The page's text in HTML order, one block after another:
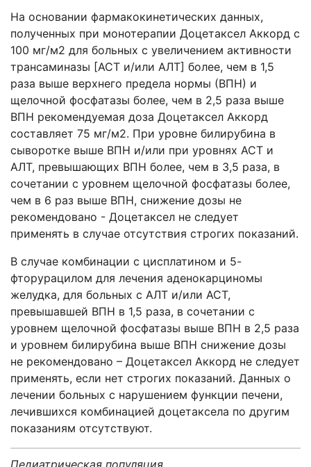
На основании фармакокинетических данных,
полученных при монотерапии Доцетаксел Аккорд с
100 мг/м2 для больных с увеличением активности
трансаминазы [АСТ и/или АЛТ] более, чем в 1,5
раза выше верхнего предела нормы (ВПН) и
щелочной фосфатазы более, чем в 2,5 раза выше
ВПН рекомендуемая доза Доцетаксел Аккорд
составляет 75 мг/м2. При уровне билирубина в
сыворотке выше ВПН и/или при уровнях АСТ и
АЛТ, превышающих ВПН более, чем в 3,5 раза, в
сочетании с уровнем щелочной фосфатазы более,
чем в 6 раз выше ВПН, снижение дозы не
рекомендовано - Доцетаксел не следует
применять в случае отсутствия строгих показаний.
В случае комбинации с цисплатином и 5-
фторурацилом для лечения аденокарциномы
желудка, для больных с АЛТ и/или АСТ,
превышавшей ВПН в 1,5 раза, в сочетании с
уровнем щелочной фосфатазы выше ВПН в 2,5 раза
и уровнем билирубина выше ВПН снижение дозы
не рекомендовано – Доцетаксел Аккорд не следует
применять, если нет строгих показаний. Данных о
лечении больных с нарушением функции печени,
лечившихся комбинацией доцетаксела по другим
показаниям отсутствуют.
Педиатрическая популяция